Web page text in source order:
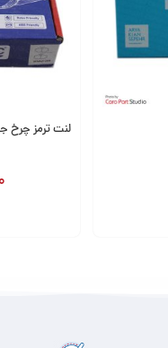
لنت ترمز چرخ جلو پژو